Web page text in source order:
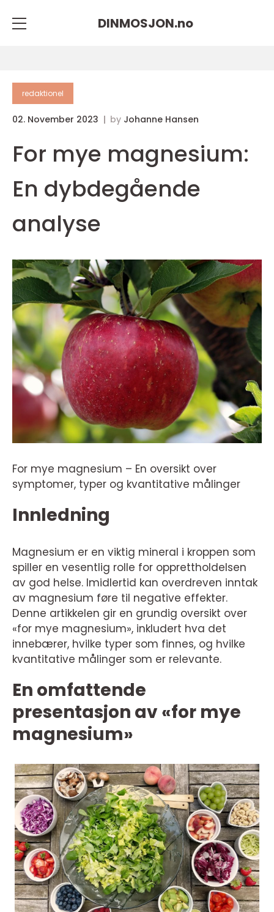
DINMOSJON.no
redaktionel
02. November 2023 by Johanne Hansen
For mye magnesium:
En dybdegående
analyse
For mye magnesium – En oversikt over
symptomer, typer og kvantitative målinger
Innledning
Magnesium er en viktig mineral i kroppen som
spiller en vesentlig rolle for opprettholdelsen
av god helse. Imidlertid kan overdreven inntak
av magnesium føre til negative effekter.
Denne artikkelen gir en grundig oversikt over
«for mye magnesium», inkludert hva det
innebærer, hvilke typer som finnes, og hvilke
kvantitative målinger som er relevante.
En omfattende
presentasjon av «for mye
magnesium»